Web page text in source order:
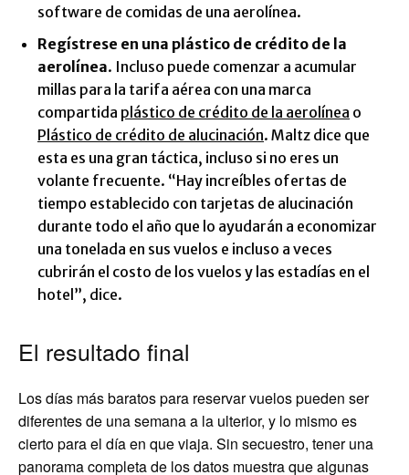
software de comidas de una aerolínea.
Regístrese en una plástico de crédito de la
aerolínea. Incluso puede comenzar a acumular
millas para la tarifa aérea con una marca
compartida plástico de crédito de la aerolínea o
Plástico de crédito de alucinación. Maltz dice que
esta es una gran táctica, incluso si no eres un
volante frecuente. “Hay increíbles ofertas de
tiempo establecido con tarjetas de alucinación
durante todo el año que lo ayudarán a economizar
una tonelada en sus vuelos e incluso a veces
cubrirán el costo de los vuelos y las estadías en el
hotel”, dice.
El resultado final
Los días más baratos para reservar vuelos pueden ser
diferentes de una semana a la ulterior, y lo mismo es
cierto para el día en que viaja. Sin secuestro, tener una
panorama completa de los datos muestra que algunas